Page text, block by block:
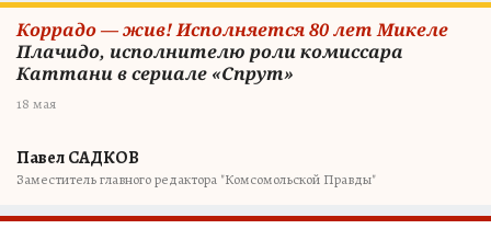
Коррадо — жив! Исполняется 80 лет Микеле
Плачидо, исполнителю роли комиссара
Каттани в сериале «Спрут»
18 мая
Павел САДКОВ
Заместитель главного редактора "Комсомольской Правды"